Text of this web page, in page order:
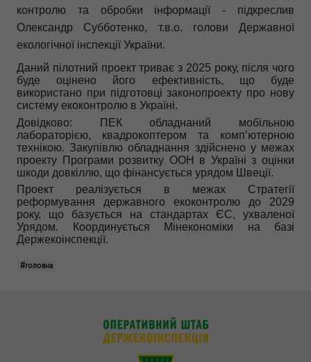
контролю та обробки інформації- підкреслив
Олександр Субботенко, т.в.о. голови Державної
екологічної інспекції України.
Даний пілотний проект триває з 2025 року, після чого
буде оцінено його ефективність, що буде
використано при підготовці законопроекту про нову
систему екоконтролю в Україні.
Довідково: ПЕК обладнаний мобільною
лабораторією, квадрокоптером та комп’ютерною
технікою. Закупівлю обладнання здійснено у межах
проекту Програми розвитку ООН в Україні з оцінки
шкоди довкіллю, що фінансується урядом Швеції.
Проект реалізується в межах Стратегії
реформування державного екоконтролю до 2029
року, що базується на стандартах ЄС, ухваленої
Урядом. Координується Мінекономіки на базі
Держекоінспекції.
#головна